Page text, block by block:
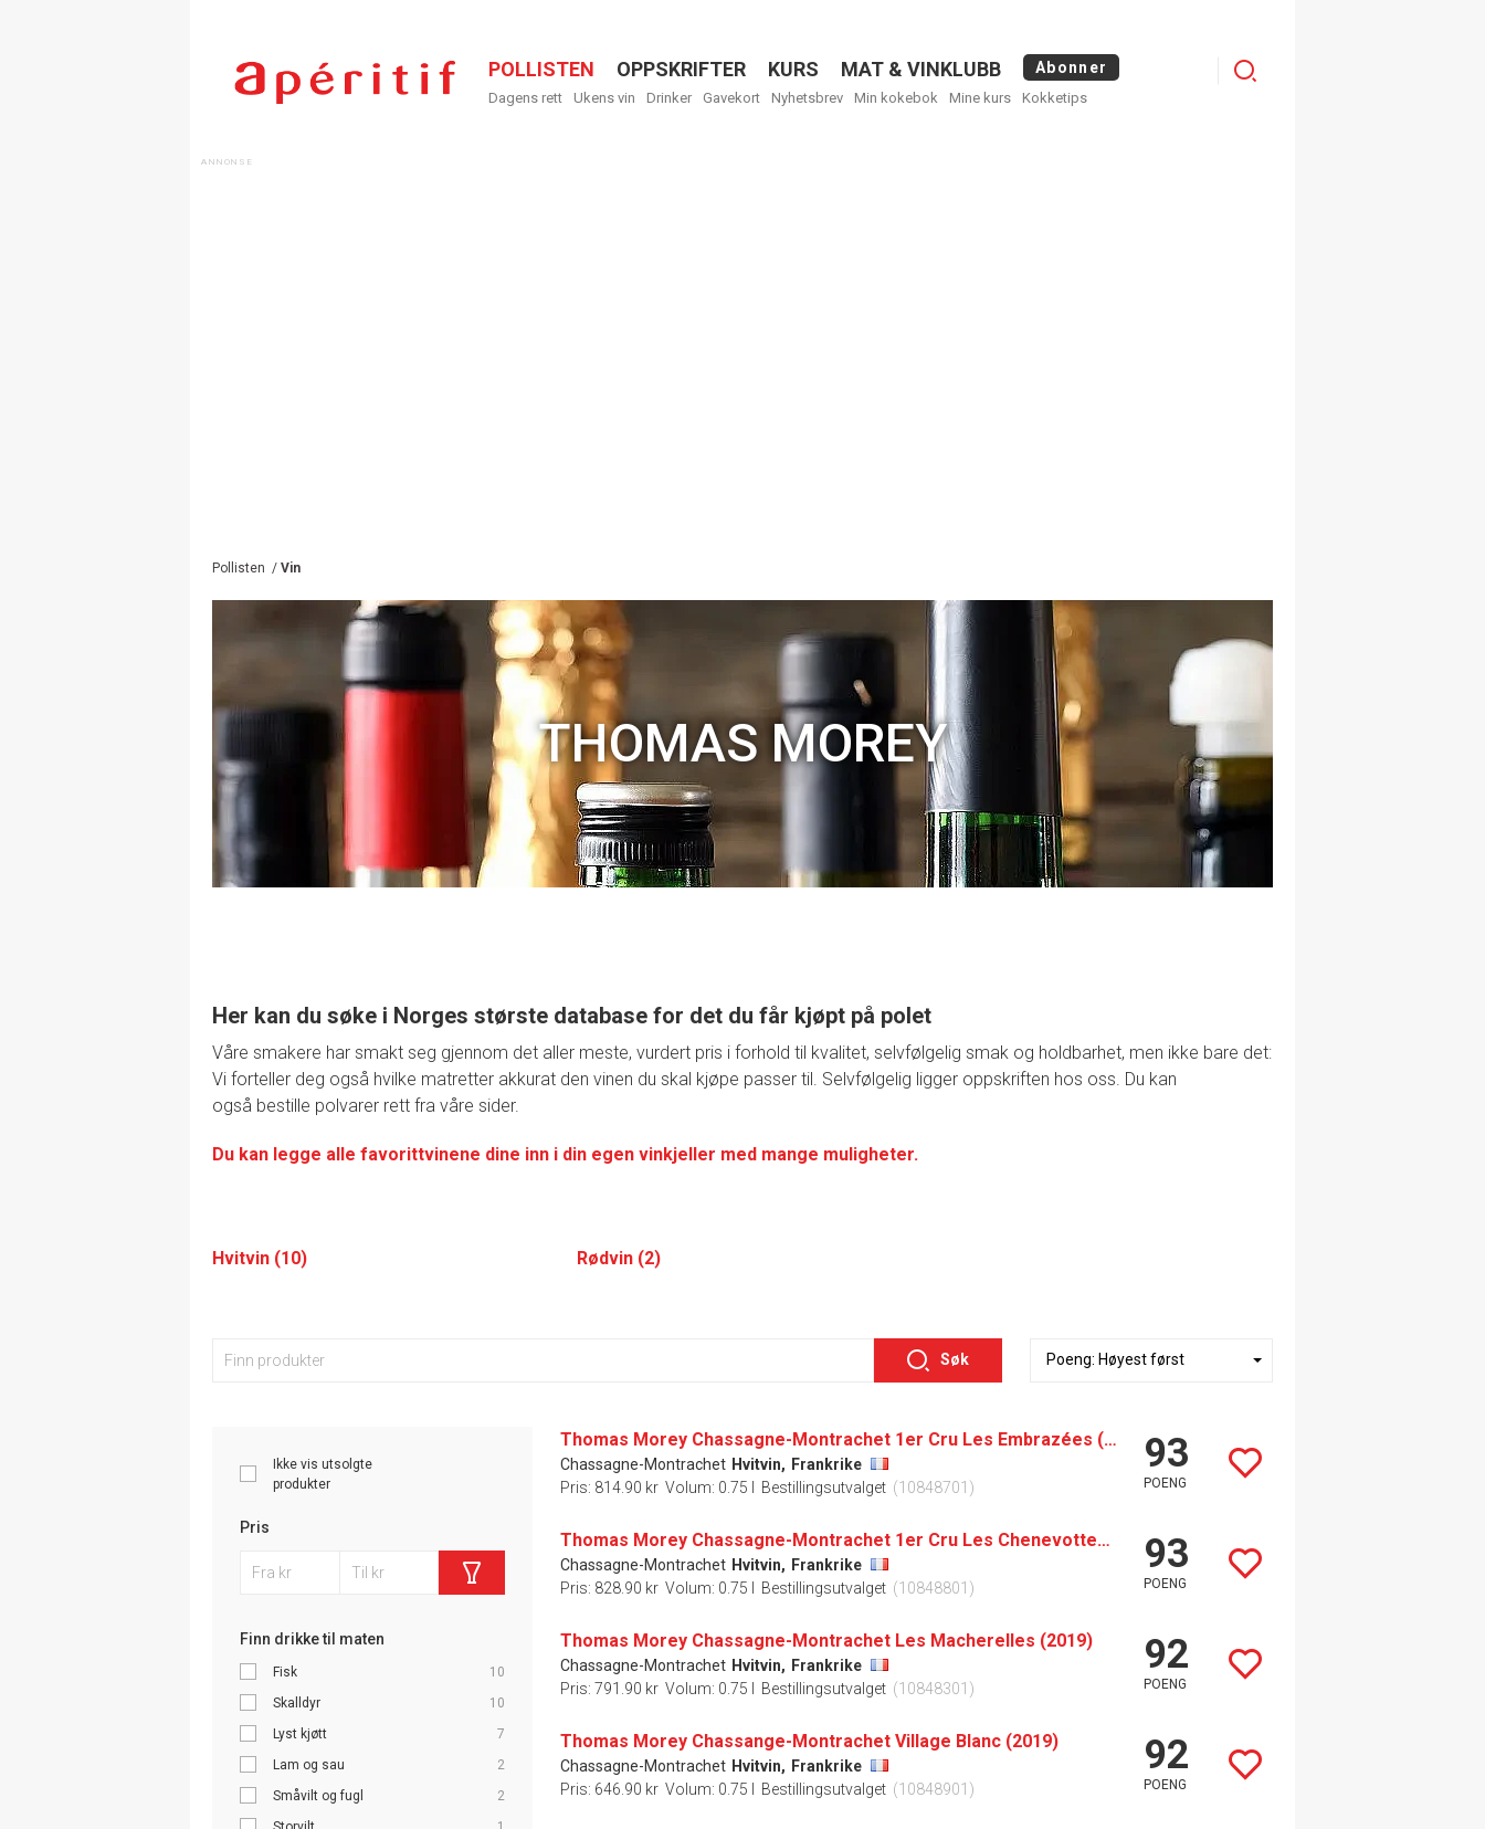
Menu
POLLISTEN OPPSKRIFTER KURS MAT & VINKLUBB Abonner
Dagens rett Ukens vin Drinker Gavekort Nyhetsbrev Min kokebok Mine kurs Kokketips
Logg
Pollisten / Vin
THOMAS MOREY
Her kan du søke i Norges største database for det du får kjøpt på polet
Våre smakere har smakt seg gjennom det aller meste, vurdert pris i forhold til kvalitet, selvfølgelig smak og holdbarhet, men ikke bare det:
Vi forteller deg også hvilke matretter akkurat den vinen du skal kjøpe passer til. Selvfølgelig ligger oppskriften hos oss. Du kan
også bestille polvarer rett fra våre sider.
Du kan legge alle favorittvinene dine inn i din egen vinkjeller med mange muligheter.
Hvitvin (10) Rødvin (2)
Søk
Ikke vis utsolgte
produkter
Pris
Finn drikke til maten
Fisk
10
Skalldyr
10
Lyst kjøtt
7
Lam og sau
2
Småvilt og fugl
2
Thomas Morey Chassagne-Montrachet 1er Cru Les Embrazées (2019)
Chassagne-Montrachet Hvitvin, Frankrike
Pris: 814.90 kr Volum: 0.75 l Bestillingsutvalget (10848701)
93
POENG
Thomas Morey Chassagne-Montrachet 1er Cru Les Chenevottes (2019)
Chassagne-Montrachet Hvitvin, Frankrike
Pris: 828.90 kr Volum: 0.75 l Bestillingsutvalget (10848801)
93
POENG
Thomas Morey Chassagne-Montrachet Les Macherelles (2019)
Chassagne-Montrachet Hvitvin, Frankrike
Pris: 791.90 kr Volum: 0.75 l Bestillingsutvalget (10848301)
92
POENG
Thomas Morey Chassange-Montrachet Village Blanc (2019)
Chassagne-Montrachet Hvitvin, Frankrike
Pris: 646.90 kr Volum: 0.75 l Bestillingsutvalget (10848901)
92
POENG